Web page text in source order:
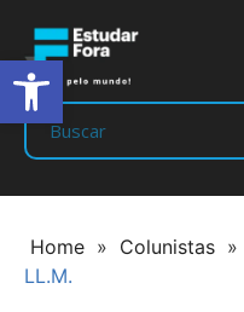
Home » Colunistas »
LL.M.
Abrir a barra de ferramentas